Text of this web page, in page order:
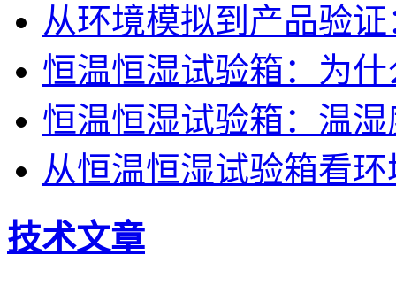
从环境模拟到产品验
恒温恒湿试验箱：为
恒温恒湿试验箱：温
从恒温恒湿试验箱看
技术文章